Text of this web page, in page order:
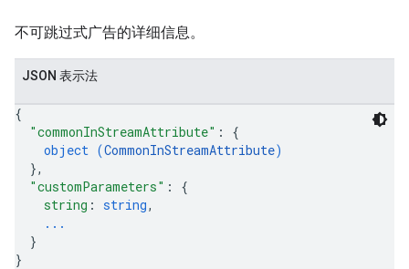
不可跳过式广告的详细信息。
JSON 表示法
{
"commonInStreamAttribute" : {
object (CommonInStreamAttribute)
},
"customParameters" : {
string : string,
...
}
}